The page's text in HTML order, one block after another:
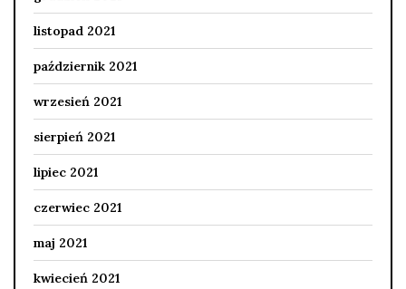
listopad 2021
październik 2021
wrzesień 2021
sierpień 2021
lipiec 2021
czerwiec 2021
maj 2021
kwiecień 2021